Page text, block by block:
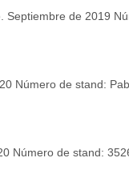
de 2019
Número de stand:
Número de stand: